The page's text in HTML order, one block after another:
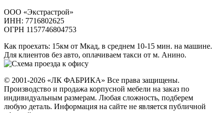
ООО «Экстрастрой»
ИНН: 7716802625
ОГРН 1157746804753
Как проехать: 15км от Мкад, в среднем 10-15 мин. на машине.
Для клиентов без авто, оплачиваем такси от м. Анино.
© 2001-2026 «ЛК ФАБРИКА» Все права защищены.
Производство и продажа корпусной мебели на заказ по
индивидуальным размерам. Любая сложность, подберем
любую деталь. Информация на сайте не является публичной